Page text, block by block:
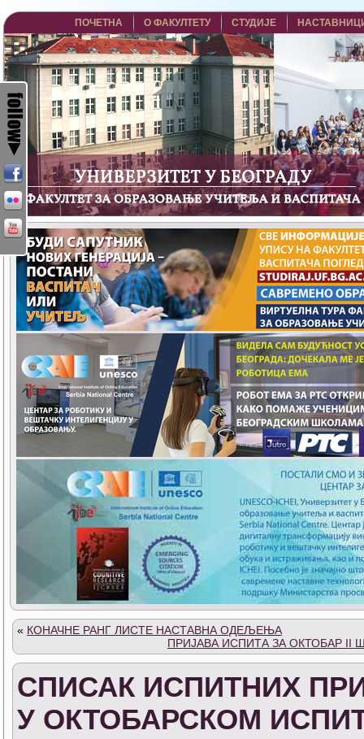
ПОЧЕТНА О ФАКУЛТЕТУ СТУДИЈЕ
« КОНАЧНЕ РАНГ ЛИСТЕ НАСТАВНА ОДЕЉЕЊА
ПРИЈАВА ИСПИТА ЗА ОКТОБАР II
СПИСАК ИСПИТНИХ
У ОКТОБАРСКОМ